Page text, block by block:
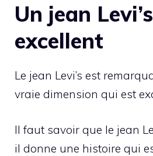
Un jean Levi’s
excellent
Le jean Levi’s est
vraie dimension qui est
Il faut savoir que le jean
il donne une histoire qui